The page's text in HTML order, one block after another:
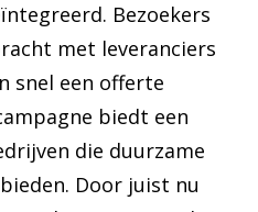
Bezoekers
met leveranciers
snel een offerte
biedt een
die duurzame
Door juist nu